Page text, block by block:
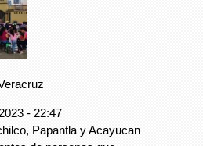
- 22:47
Papantla y Acayucan